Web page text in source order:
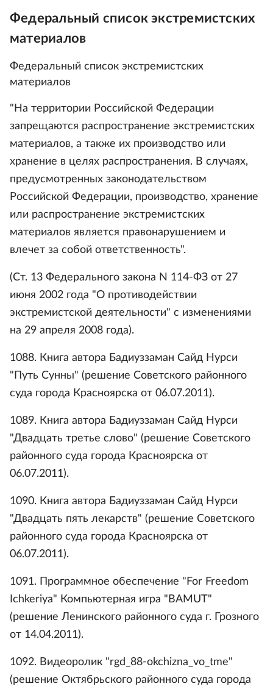
Федеральный список экстремистских
материалов
Федеральный список экстремистских
материалов
"На территории Российской Федерации
запрещаются распространение экстремистских
материалов, а также их производство или
хранение в целях распространения. В случаях,
предусмотренных законодательством
Российской Федерации, производство, хранение
или распространение экстремистских
материалов является правонарушением и
влечет за собой ответственность".
(Ст. 13 Федерального закона N 114-ФЗ от 27
июня 2002 года "О противодействии
экстремистской деятельности" с изменениями
на 29 апреля 2008 года).
1088. Книга автора Бадиуззаман Сайд Нурси
"Путь Сунны" (решение Советского районного
суда города Красноярска от 06.07.2011).
1089. Книга автора Бадиуззаман Сайд Нурси
"Двадцать третье слово" (решение Советского
районного суда города Красноярска от
06.07.2011).
1090. Книга автора Бадиуззаман Сайд Нурси
"Двадцать пять лекарств" (решение Советского
районного суда города Красноярска от
06.07.2011).
1091. Программное обеспечение "For Freedom
Ichkeriya" Компьютерная игра "BAMUT"
(решение Ленинского районного суда г. Грозного
от 14.04.2011).
1092. Видеоролик "rgd_88-okchizna_vo_tme"
(решение Октябрьского районного суда города